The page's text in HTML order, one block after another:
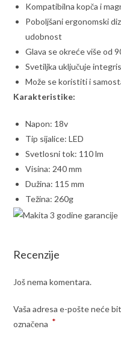
Kompatibilna kopča i
Poboljšani ergonomski
udobnost
Glava se okreće više od
Svetiljka uključuje
Može se koristiti i
Karakteristike:
Napon: 18v
Tip sijalice: LED
Svetlosni tok: 110 lm
Visina: 240 mm
Dužina: 115 mm
Težina: 260g
Recenzije
Još nema komentara.
Vaša adresa e-pošte neće
označena *